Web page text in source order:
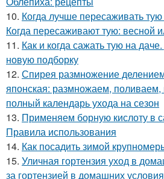
10. Когда лучше пересаживать
Когда пересаживают тую: весной
11. Как и когда сажать тую на
новую подборку
12. Спирея размножение
японская: размножаем,
полный календарь ухода на сезон
13. Применяем борную кислоту в
Правила использования
14. Как посадить зимой
15. Уличная гортензия уход в
за гортензией в домашних